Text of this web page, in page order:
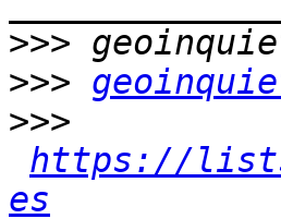
>>>
>>>
>>>
https://
es